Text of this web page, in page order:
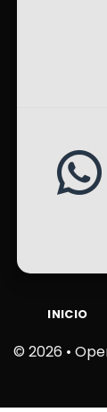
© 2026 •
INICIO